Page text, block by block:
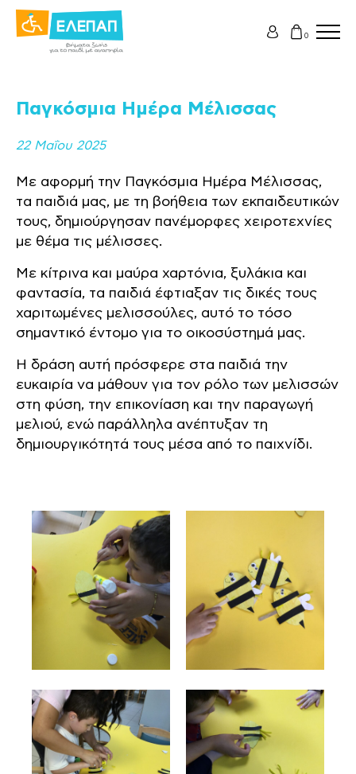
0
Παγκόσμια Ημέρα Μέλισσας
22 Μαΐου 2025
Με αφορμή την Παγκόσμια Ημέρα Μέλισσας,
τα παιδιά μας, με τη βοήθεια των εκπαιδευτικών
τους, δημιούργησαν πανέμορφες χειροτεχνίες
με θέμα τις μέλισσες.
Με κίτρινα και μαύρα χαρτόνια, ξυλάκια και
φαντασία, τα παιδιά έφτιαξαν τις δικές τους
χαριτωμένες μελισσούλες, αυτό το τόσο
σημαντικό έντομο για το οικοσύστημά μας.
Η δράση αυτή πρόσφερε στα παιδιά την
ευκαιρία να μάθουν για τον ρόλο των μελισσών
στη φύση, την επικονίαση και την παραγωγή
μελιού, ενώ παράλληλα ανέπτυξαν τη
δημιουργικότητά τους μέσα από το παιχνίδι.